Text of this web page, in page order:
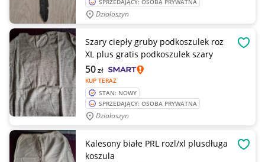
SPRZEDAJĄCY: OSOBA PRYWATNA
Działoszyn
Szary ciepły gruby podkoszulek roz
XL plus gratis podkoszulek szary
KUP TERAZ
50zł
STAN: NOWY
SPRZEDAJĄCY: OSOBA PRYWATNA
Działoszyn
Kalesony białe PRL rozl/xl plusdługa
koszula